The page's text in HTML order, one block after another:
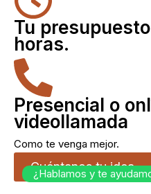
Tu
horas.
Presencial o
videollamada
Como te venga mejor.
Cuéntanos tu idea.
¿Hablamos y te